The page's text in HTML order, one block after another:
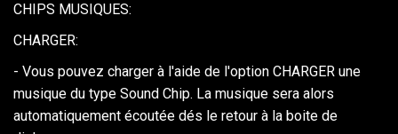
CHIPS MUSIQUES:
CHARGER:
- Vous pouvez charger à l'aide de l'option CHARGER une
musique du type Sound Chip. La musique sera alors
automatiquement écoutée dés le retour à la boite de